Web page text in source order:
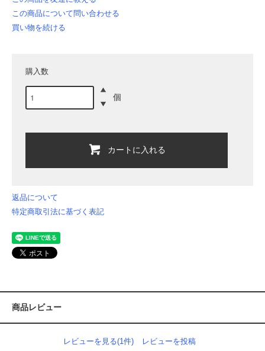
この商品について問い合わせる
買い物を続ける
購入数
個
カートに入れる
返品について
特定商取引法に基づく表記
商品レビュー
レビューを見る(1件) レビューを投稿